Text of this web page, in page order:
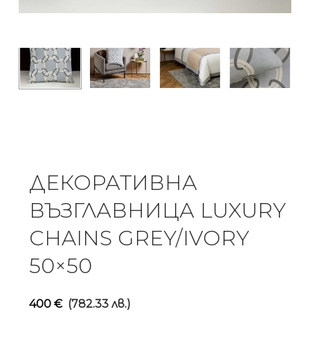
ДЕКОРАТИВНА
ВЪЗГЛАВНИЦА LUXURY
CHAINS GREY/IVORY
50×50
400 € (782.33 лв.)